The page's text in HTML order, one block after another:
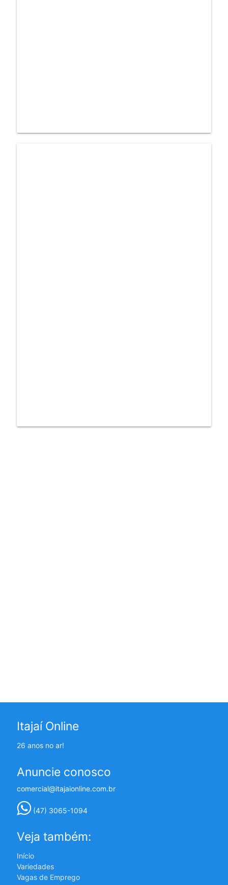
Itajaí Online
26 anos no ar!
Anuncie conosco
comercial@itajaionline.com.br
(47) 3065-1094
Veja também:
Início
Variedades
Vagas de Emprego